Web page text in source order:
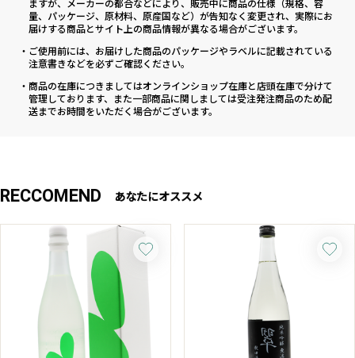
量、パッケージ、原材料、原産国など）が告知なく変更され、実際にお
届けする商品とサイト上の商品情報が異なる場合がございます。
・ご使用前には、お届けした商品のパッケージやラベルに記載されている
注意書きなどを必ずご確認ください。
・商品の在庫につきましてはオンラインショップ在庫と店頭在庫で分けて
管理しております、また一部商品に関しましては受注発注商品のため配
送までお時間をいただく場合がございます。
RECCOMEND あなたにオススメ